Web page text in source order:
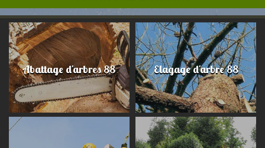
Abattage d'arbres 88 Elagage d'arbre 88